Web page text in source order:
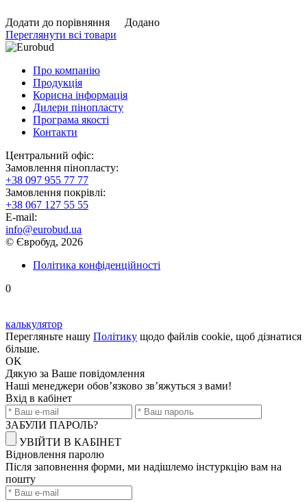
Додати до порівняння
Додано
Переглянути всі товари
Про компанію
Продукція
Корисна інформація
Дилери пінопласту
Програма якості
Контакти
Центральний офіс:
Замовлення пінопласту:
+38 097 955 77 77
Замовлення покрівлі:
+38 067 127 55 55
E-mail:
info@eurobud.ua
© Євробуд, 2026
Політика конфіденційності
0
калькулятор
Перегляньте нашу Політику щодо файлів cookie, щоб дізнатися
більше.
OK
Дякую за Ваше повідомлення
Наші менеджери обов’язково зв’яжуться з вами!
Вхід в кабінет
ЗАБУЛИ ПАРОЛЬ?
УВІЙТИ В КАБІНЕТ
Відновлення паролю
Після заповнення форми, ми надішлемо інстуркцію вам на
пошту